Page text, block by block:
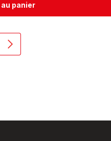
panier
Suivant